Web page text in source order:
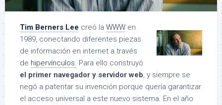
Tim Berners Lee creó la WWW en
1989, conectando diferentes piezas
de información en internet a través
de hipervínculos. Para ello construyó
el primer navegador y servidor web, y siempre se
negó a patentar su invención porque quería garantizar
el acceso universal a este nuevo sistema. En el año